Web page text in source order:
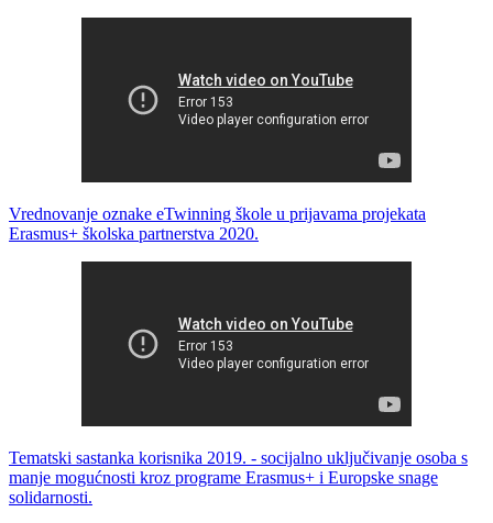
Vrednovanje oznake eTwinning škole u prijavama projekata
Erasmus+ školska partnerstva 2020.
Tematski sastanka korisnika 2019. - socijalno uključivanje osoba s
manje mogućnosti kroz programe Erasmus+ i Europske snage
solidarnosti.